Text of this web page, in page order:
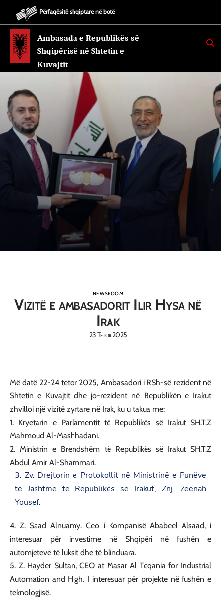
Përfaqësitë shqiptare në botë
Ambasada e Republikës së
Shqipërisë në Shtetin e
Kuvajtit
K
E
NEWSROOM
Vizitë e ambasadorit Ilir Hysa në
Irak
23 Tetor 2025
Më datë 22-24 tetor 2025, Ambasadori i RSh-së rezident në
Shtetin e Kuvajtit dhe jo-rezident në Republikën e Irakut
zhvilloi një vizitë zyrtare në Irak, ku u takua me:
1. Kryetarin e Parlamentit të Republikës së Irakut SH.T.Z
Mahmoud Al-Mashhadani.
2. Ministrin e Brendshëm të Republikës së Irakut SH.T.Z
Abdul Amir Al-Shammari.
3. Zv. Drejtorin e Protokollit në Ministrinë e Punëve
të Jashtme të Republikës së Irakut, Znj. Zeenah
Yousef.
4. Z. Saad Alnuamy. Ceo i Kompanisë Ababeel Alsaad, i
interesuar për investime në Shqipëri në fushën e
automjeteve të luksit dhe të blinduara.
5. Z. Hayder Sultan, CEO at Masar Al Teqania for Industrial
Automation and High. I interesuar për projekte në fushën e
teknologjisë.